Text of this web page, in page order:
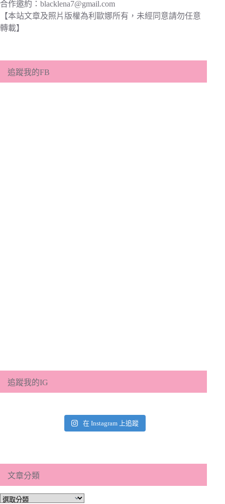
合作邀約： blacklena7@gmail.com
【本站文章及照片版權為利歐娜所有，未經同意請勿任意
轉載】
追蹤我的FB
追蹤我的IG
在 Instagram 上追蹤
文章分類
文